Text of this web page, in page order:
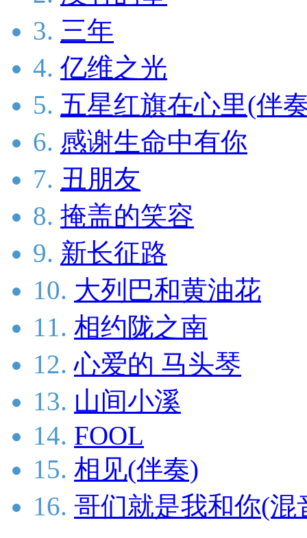
3. 三年
4. 亿维之光
5. 五星红旗在心里(伴
6. 感谢生命中有你
7. 丑朋友
8. 掩盖的笑容
9. 新长征路
10. 大列巴和黄油花
11. 相约陇之南
12. 心爱的 马头琴
13. 山间小溪
14. FOOL
15. 相见(伴奏)
16. 哥们就是我和你(混